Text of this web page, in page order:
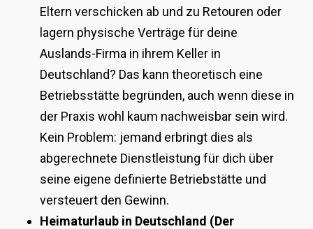
Eltern verschicken ab und zu Retouren oder
lagern physische Verträge für deine
Auslands-Firma in ihrem Keller in
Deutschland? Das kann theoretisch eine
Betriebsstätte begründen, auch wenn diese in
der Praxis wohl kaum nachweisbar sein wird.
Kein Problem: jemand erbringt dies als
abgerechnete Dienstleistung für dich über
seine eigene definierte Betriebstätte und
versteuert den Gewinn.
Heimaturlaub in Deutschland (Der